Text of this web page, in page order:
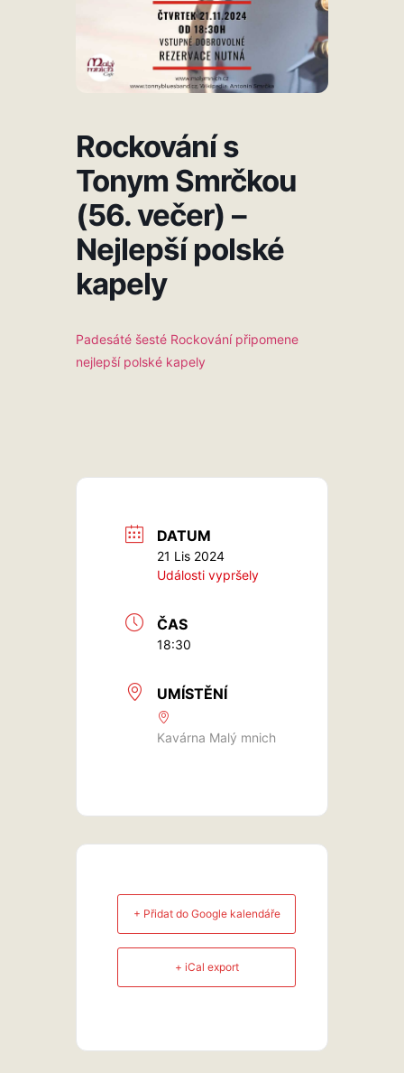
Rockování s
Tonym Smrčkou
(56. večer) –
Nejlepší polské
kapely
Padesáté šesté Rockování připomene
nejlepší polské kapely
DATUM
21 Lis 2024
Události vypršely
ČAS
18:30
UMÍSTĚNÍ
Kavárna Malý mnich
+ Přidat do Google kalendáře
+ iCal export